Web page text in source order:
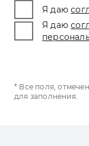
Я даю
Я даю
* Все поля,
для заполнения.